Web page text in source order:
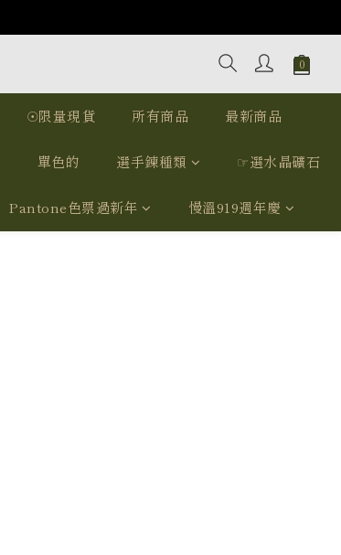
☉限量現貨 所有商品 最新商品
單色的 選手鍊種類 ☞選水晶礦石
Pantone色票過新年 慢溫919週年慶